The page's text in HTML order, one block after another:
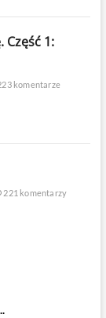
Część 1:
komentarze
221 komentarzy